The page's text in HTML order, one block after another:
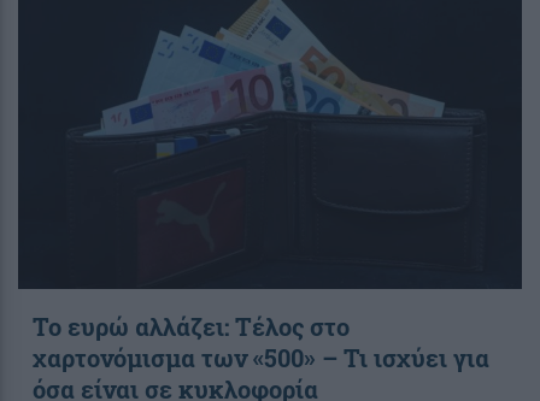
Το ευρώ αλλάζει: Τέλος στο
χαρτονόμισμα των «500» – Τι ισχύει για
όσα είναι σε κυκλοφορία